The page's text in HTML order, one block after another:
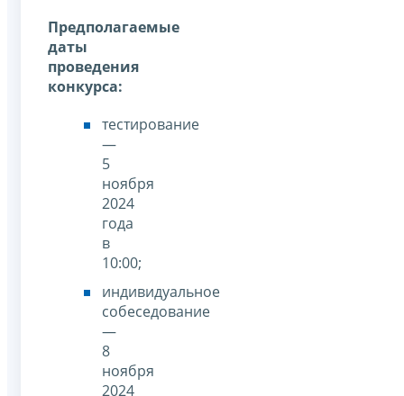
Предполагаемые
даты
проведения
конкурса:
тестирование
—
5
ноября
2024
года
в
10:00;
индивидуальное
собеседование
—
8
ноября
2024